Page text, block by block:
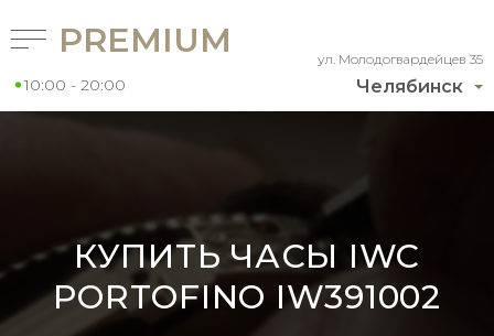
Челябинск
ул. Молодогвардейцев 35
PREMIUM
10:00 - 20:00
КУПИТЬ ЧАСЫ IWC
PORTOFINO IW391002